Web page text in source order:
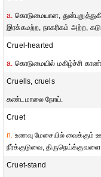
a. கொடுமையான,
இரக்கமற்ற, நாகரிகம் அற்ற,
Cruel-hearted
a. கொடுமையில் மகிழ்ச்சி
Cruells, cruels
கண்டமாலை நோய்.
Cruet
n. உணவு மேசையில் வைக்கும்
நீர்க்குடுவை,
Cruet-stand